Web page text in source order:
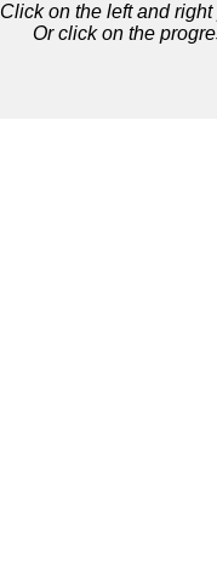
Click on the left and
Or click on the